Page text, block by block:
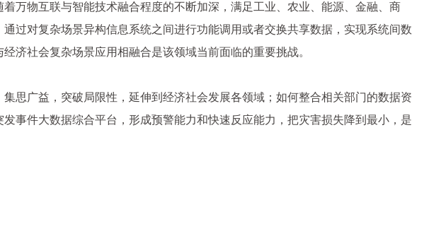
万物互联与智能技术融合程度的不断加深，满足工业、农业、能源、金融、商
过对复杂场景异构信息系统之间进行功能调用或者交换共享数据，实现系统间数
济社会复杂场景应用相融合是该领域当前面临的重要挑战。
思广益，突破局限性，延伸到经济社会发展各领域；如何整合相关部门的数据资
事件大数据综合平台，形成预警能力和快速反应能力，把灾害损失降到最小，是